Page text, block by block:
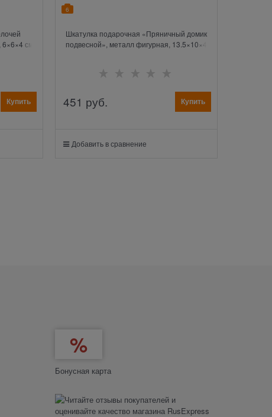
см
Купить
6
Шкатулка подарочная «Пряничный домик
подвесной», металл фигурная, 13.5×10×4
451 руб. Купить
Добавить в сравнение
Бонусная карта